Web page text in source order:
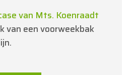
van Mts. Koenraadt
van een voorweekbak